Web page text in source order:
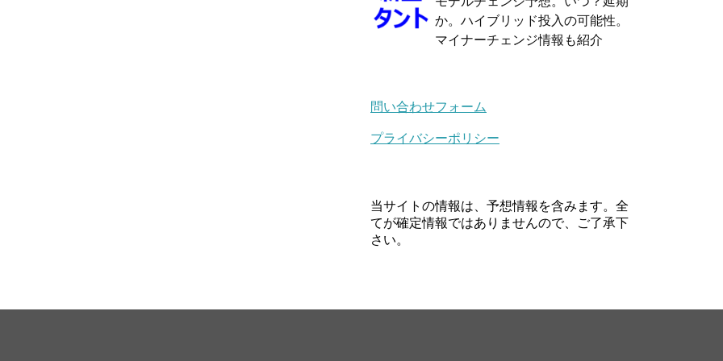
か。ハイブリッド投入の可能性。
マイナーチェンジ情報も紹介
問い合わせフォーム
プライバシーポリシー
当サイトの情報は、予想情報を含みます。全
てが確定情報ではありませんので、ご了承下
さい。